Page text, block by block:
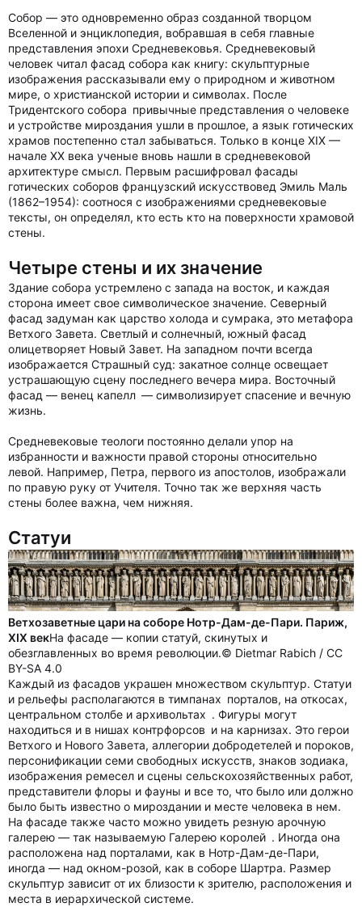
Собор — это одновременно образ созданной творцом
Вселенной и энциклопедия, вобравшая в себя главные
представления эпохи Средневековья. Средневековый
человек читал фасад собора как книгу: скульптурные
изображения рассказывали ему о природном и животном
мире, о христианской истории и символах. После
Тридентского собора привычные представления о человеке
и устройстве мироздания ушли в прошлое, а язык готических
храмов постепенно стал забываться. Только в конце XIX —
начале XX века ученые вновь нашли в средневековой
архитектуре смысл. Первым расшифровал фасады
готических соборов французский искусствовед Эмиль Маль
(1862–1954): соотнося с изображениями средневековые
тексты, он определял, кто есть кто на поверхности храмовой
стены.
Четыре стены и их значение
Здание собора устремлено с запада на восток, и каждая
сторона имеет свое символическое значение. Северный
фасад задуман как царство холода и сумрака, это метафора
Ветхого Завета. Светлый и солнечный, южный фасад
олицетворяет Новый Завет. На западном почти всегда
изображается Страшный суд: закатное солнце освещает
устрашающую сцену последнего вечера мира. Восточный
фасад — венец капелл — символизирует спасение и вечную
жизнь.
Средневековые теологи постоянно делали упор на
избранности и важности правой стороны относительно
левой. Например, Петра, первого из апостолов, изображали
по правую руку от Учителя. Точно так же верхняя часть
стены более важна, чем нижняя.
Статуи
Ветхозаветные цари на соборе Нотр-Дам-де-Пари. Париж,
XIX векНа фасаде — копии статуй, скинутых и
обезглавленных во время революции.© Dietmar Rabich / CC
BY-SA 4.0
Каждый из фасадов украшен множеством скульптур. Статуи
и рельефы располагаются в тимпанах порталов, на откосах,
центральном столбе и архивольтах . Фигуры могут
находиться и в нишах контрфорсов и на карнизах. Это герои
Ветхого и Нового Завета, аллегории добродетелей и пороков,
персонификации cеми свободных искусств, знаков зодиака,
изображения ремесел и сцены сельскохозяйственных работ,
представители флоры и фауны и все то, что было или должно
было быть известно о мироздании и месте человека в нем.
На фасаде также часто можно увидеть резную арочную
галерею — так называемую Галерею королей . Иногда она
расположена над порталами, как в Нотр-Дам-де-Пари,
иногда — над окном-розой, как в соборе Шартра. Размер
скульптур зависит от их близости к зрителю, расположения и
места в иерархической системе.